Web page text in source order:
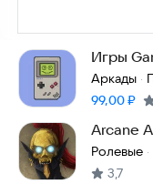
Игры
без
Аркады ·
Цена:
99,00₽
Arcane
Ролевые ·
3,7